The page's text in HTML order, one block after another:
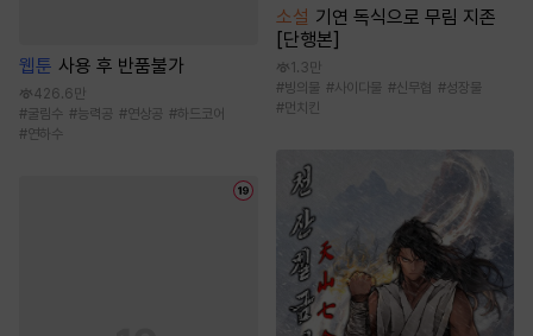
웹툰 사용 후 반품불가
426.6만
#굴림수 #능력공 #연상공 #하드코어
#연하수
소설 기연 독식으로 무림 지존
[단행본]
1.3만
#빙의물 #사이다물 #신무협 #성장물
#먼치킨